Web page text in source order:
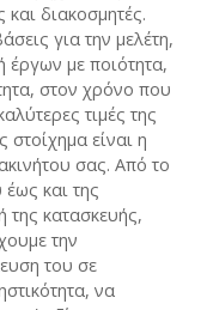
και διακοσμητές.
για την μελέτη,
έργων με ποιότητα,
στον χρόνο που
τιμές της
είναι η
σας. Από το
και της
κατασκευής,
την
του σε
να